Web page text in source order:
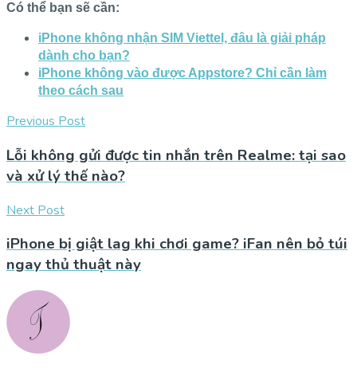
Có thể bạn sẽ cần:
iPhone không nhận SIM Viettel, đâu là giải pháp
dành cho bạn?
iPhone không vào được Appstore? Chỉ cần làm
theo cách sau
Previous Post
Lỗi không gửi được tin nhắn trên Realme: tại sao
và xử lý thế nào?
Next Post
iPhone bị giật lag khi chơi game? iFan nên bỏ túi
ngay thủ thuật này